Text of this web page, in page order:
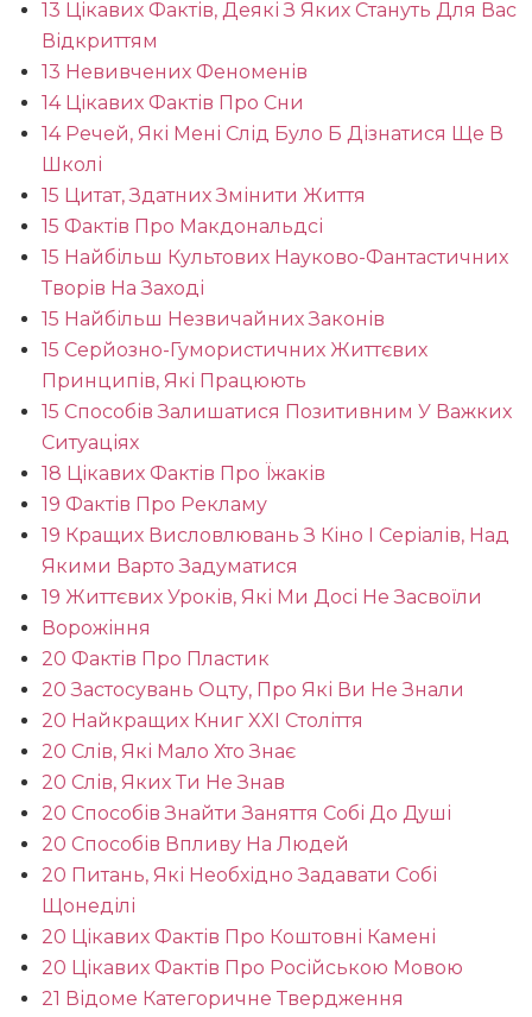
13 Цікавих Фактів, Деякі З Яких Стануть Для Вас
Відкриттям
13 Невивчених Феноменів
14 Цікавих Фактів Про Сни
14 Речей, Які Мені Слід Було Б Дізнатися Ще В
Школі
15 Цитат, Здатних Змінити Життя
15 Фактів Про Макдональдсі
15 Найбільш Культових Науково-Фантастичних
Творів На Заході
15 Найбільш Незвичайних Законів
15 Серйозно-Гумористичних Життєвих
Принципів, Які Працюють
15 Способів Залишатися Позитивним У Важких
Ситуаціях
18 Цікавих Фактів Про Їжаків
19 Фактів Про Рекламу
19 Кращих Висловлювань З Кіно І Серіалів, Над
Якими Варто Задуматися
19 Життєвих Уроків, Які Ми Досі Не Засвоїли
Ворожіння
20 Фактів Про Пластик
20 Застосувань Оцту, Про Які Ви Не Знали
20 Найкращих Книг XXI Століття
20 Слів, Які Мало Хто Знає
20 Слів, Яких Ти Не Знав
20 Способів Знайти Заняття Собі До Душі
20 Способів Впливу На Людей
20 Питань, Які Необхідно Задавати Собі
Щонеділі
20 Цікавих Фактів Про Коштовні Камені
20 Цікавих Фактів Про Російською Мовою
21 Відоме Категоричне Твердження